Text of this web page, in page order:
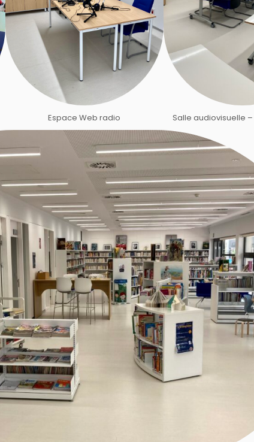
Espace Web radio Salle audiovisuelle